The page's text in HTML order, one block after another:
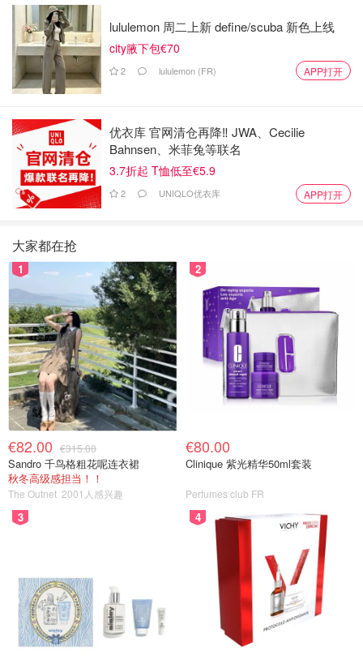
lululemon 周二上新 define/scuba 新色上线
city腋下包€70
2 lululemon (FR) APP打开
优衣库 官网清仓再降‼️ JWA、Cecilie
Bahnsen、米菲兔等联名
3.7折起 T恤低至€5.9
2 UNIQLO优衣库 APP打开
大家都在抢
1
€82.00 €315.00
Sandro 千鸟格粗花呢连衣裙
秋冬高级感担当！！
The Outnet 2001人感兴趣
2
€80.00
Clinique 紫光精华50ml套装
Perfumes club FR
3 4